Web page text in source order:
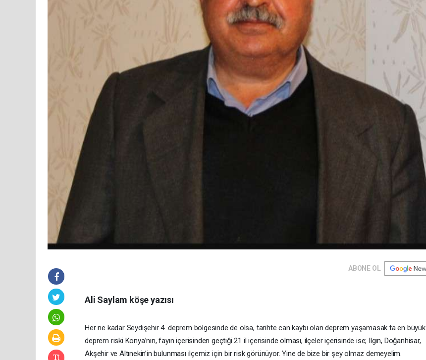
ABONE OL
Ali Saylam köşe yazısı
Her ne kadar Seydişehir 4. deprem bölgesinde de olsa, tarihte can kaybı olan deprem yaşamasak ta en büyük
deprem riski Konya’nın, fayın içerisinden geçtiği 21 il içerisinde olması, ilçeler içerisinde ise; Ilgın, Doğanhisar,
Akşehir ve Altınekin’in bulunması ilçemiz için bir risk görünüyor. Yine de bize bir şey olmaz demeyelim.